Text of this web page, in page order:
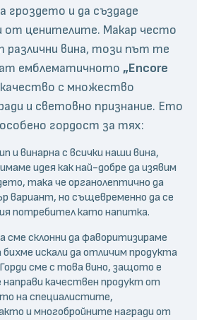
гроздето и да създаде
от ценителите. Макар често
различни вина, този път те
емблематичното „Encore
с множество
и световно признание. Ето
гордост за тях:
и винарна с всички наши вина,
идея как най-добре да изявим
така че органолептично да
вариант, но същевременно да се
потребител като напитка.
сме склонни да фаворитизираме
бихме искали да отличим продукта
сме с това вино, защото е
направи качествен продукт от
на специалистите,
и многобройните награди от